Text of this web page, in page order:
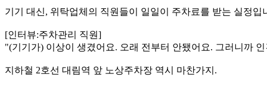
기기 대신, 위탁업체의 직원들이 일일이 주차료를 받는 실정입
[인터뷰:주차관리 직원]
"(기기가) 이상이 생겼어요. 오래 전부터 안됐어요. 그러니까
지하철 2호선 대림역 앞 노상주차장 역시 마찬가지.